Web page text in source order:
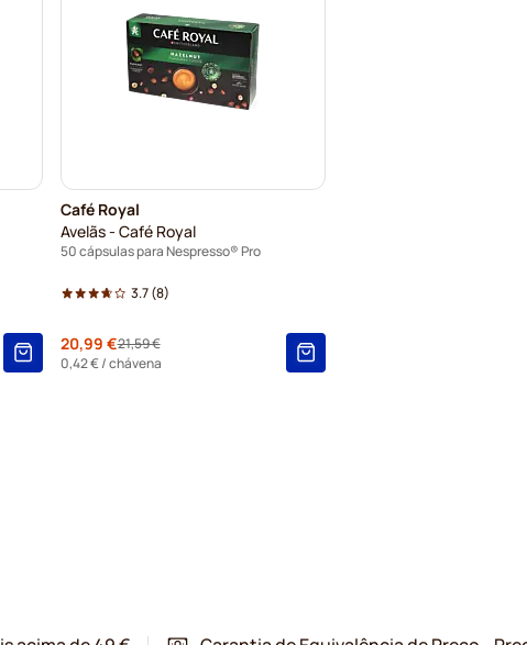
Café Royal
Avelãs - Café Royal
50 cápsulas para Nespresso® Pro
3.7(8)
Special Price
20,99 €Regular Price
21,59 €
0,42 €/ chávena